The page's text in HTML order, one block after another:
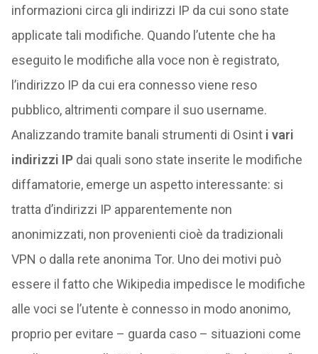
informazioni circa gli indirizzi IP da cui sono state
applicate tali modifiche. Quando l’utente che ha
eseguito le modifiche alla voce non è registrato,
l’indirizzo IP da cui era connesso viene reso
pubblico, altrimenti compare il suo username.
Analizzando tramite banali strumenti di Osint i vari
indirizzi IPdai quali sono state inserite le modifiche
diffamatorie, emerge un aspetto interessante: si
tratta d’indirizzi IP apparentemente non
anonimizzati, non provenienti cioè da tradizionali
VPN o dalla rete anonima Tor. Uno dei motivi può
essere il fatto che Wikipedia impedisce le modifiche
alle voci se l’utente è connesso in modo anonimo,
proprio per evitare – guarda caso – situazioni come